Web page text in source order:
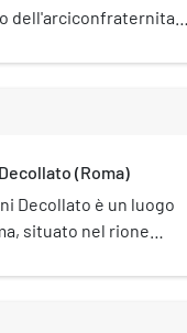
dell'arciconfraternita
che documentano le
(Roma)
Decollato è un luogo
situato nel rione